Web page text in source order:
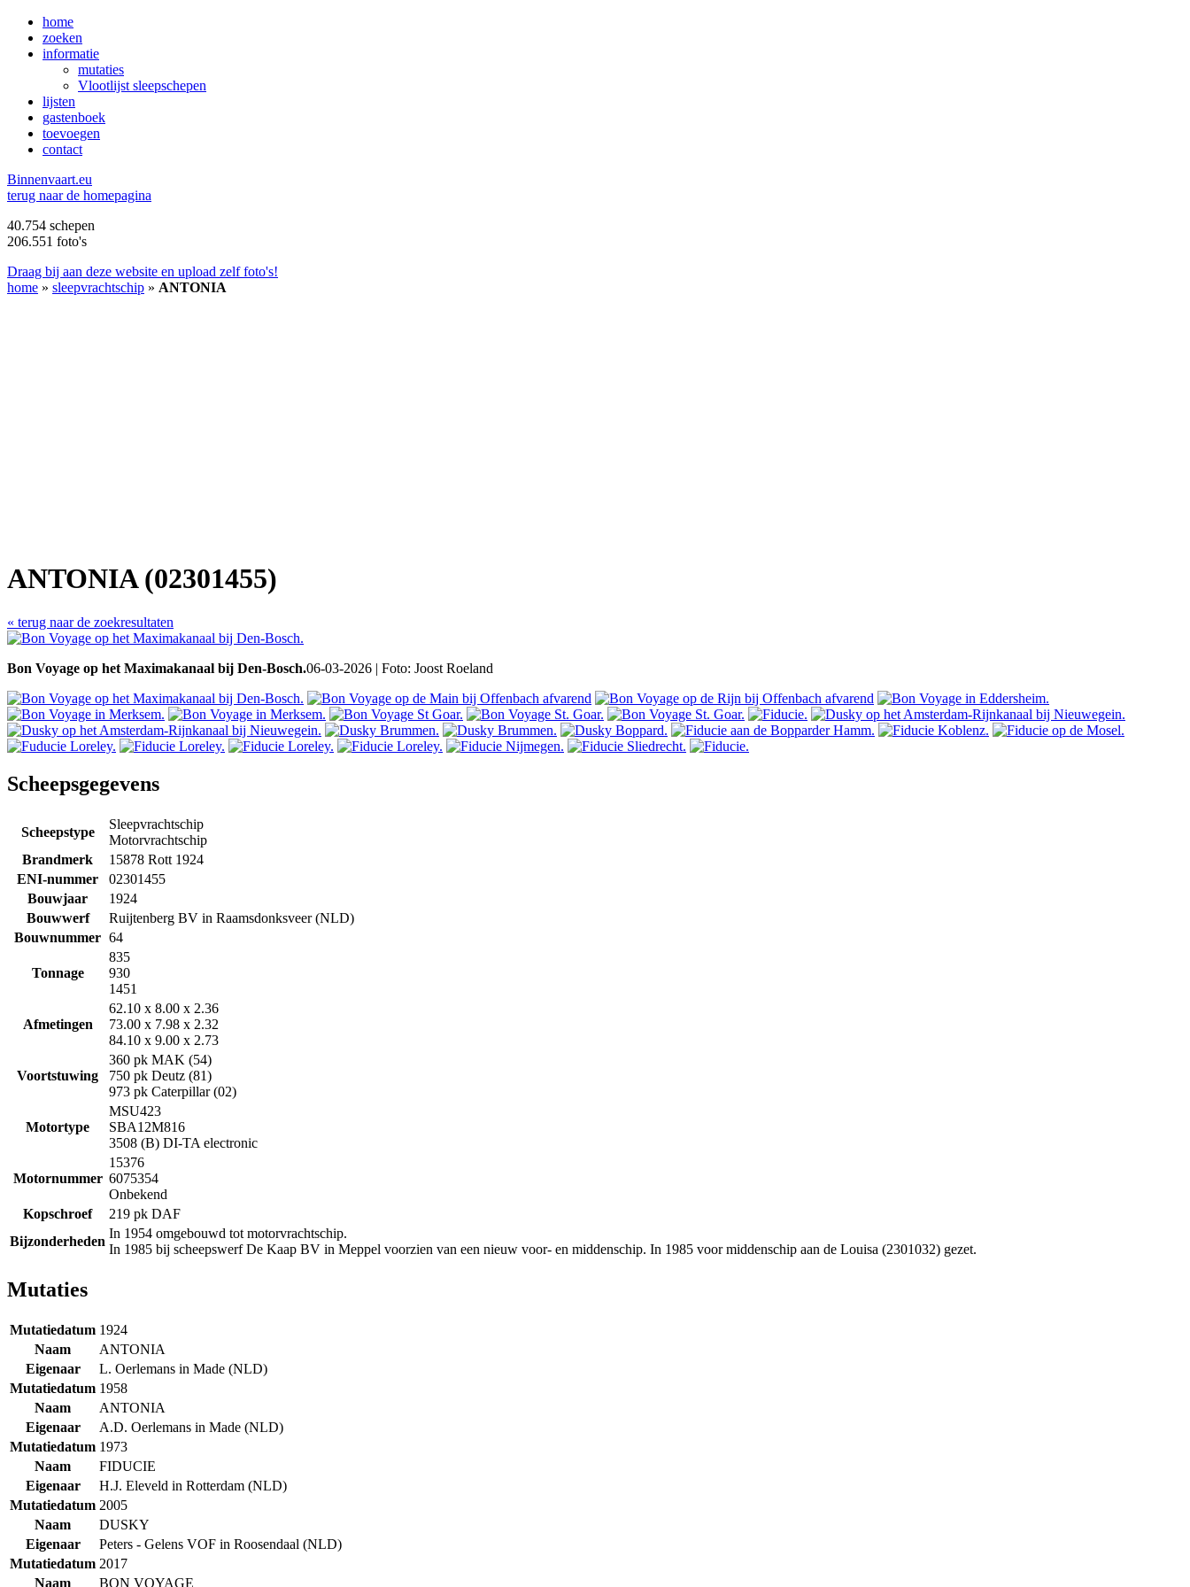
home
zoeken
informatie
mutaties
Vlootlijst sleepschepen
lijsten
gastenboek
toevoegen
contact
Binnenvaart.eu
terug naar de homepagina
40.754 schepen
206.551 foto's
Draag bij aan deze website en upload zelf foto's!
home » sleepvrachtschip » ANTONIA
ANTONIA (02301455)
« terug naar de zoekresultaten
Bon Voyage op het Maximakanaal bij Den-Bosch.06-03-2026 | Foto: Joost Roeland
Scheepsgegevens
Scheepstype
Sleepvrachtschip
Motorvrachtschip
Brandmerk
15878 Rott 1924
ENI-nummer
02301455
Bouwjaar
1924
Bouwwerf
Ruijtenberg BV in Raamsdonksveer (NLD)
Bouwnummer 64
Tonnage
835
930
1451
Afmetingen
62.10 x 8.00 x 2.36
73.00 x 7.98 x 2.32
84.10 x 9.00 x 2.73
Voortstuwing
360 pk MAK (54)
750 pk Deutz (81)
973 pk Caterpillar (02)
Motortype
MSU423
SBA12M816
3508 (B) DI-TA electronic
Motornummer
15376
6075354
Onbekend
Kopschroef
219 pk DAF
Bijzonderheden
In 1954 omgebouwd tot motorvrachtschip.
In 1985 bij scheepswerf De Kaap BV in Meppel voorzien van een nieuw voor- en middenschip. In 1985 voor middenschip aan de Louisa (2301032) gezet.
Mutaties
Mutatiedatum 1924
Naam
ANTONIA
Eigenaar
L. Oerlemans in Made (NLD)
Mutatiedatum 1958
Naam
ANTONIA
Eigenaar
A.D. Oerlemans in Made (NLD)
Mutatiedatum 1973
Naam
FIDUCIE
Eigenaar
H.J. Eleveld in Rotterdam (NLD)
Mutatiedatum 2005
Naam
DUSKY
Eigenaar
Peters - Gelens VOF in Roosendaal (NLD)
Mutatiedatum 2017
Naam
BON VOYAGE